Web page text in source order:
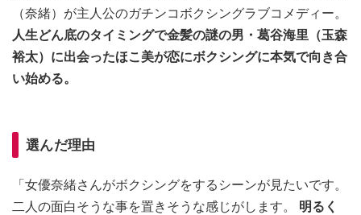
（奈緒）が主人公のガチンコボクシングラブコメディー。
人生どん底のタイミングで金髪の謎の男・葛谷海里（玉森
裕太）に出会ったほこ美が恋にボクシングに本気で向き合
い始める。
選んだ理由
「女優奈緒さんがボクシングをするシーンが見たいです。
二人の面白そうな事を置きそうな感じがします。 明るく